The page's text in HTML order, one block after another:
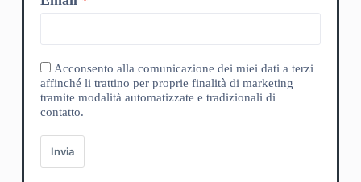
Acconsento alla comunicazione dei miei dati a terzi
affinché li trattino per proprie finalità di marketing
tramite modalità automatizzate e tradizionali di
contatto.
Invia